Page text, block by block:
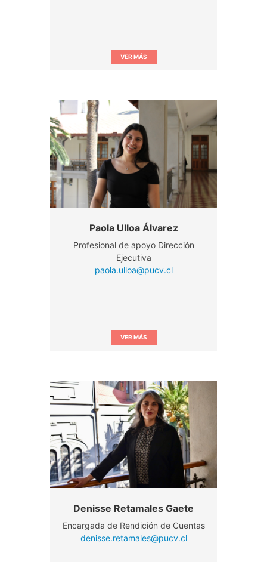
VER MÁS
Paola Ulloa Álvarez
Profesional de apoyo Dirección
Ejecutiva
paola.ulloa@pucv.cl
VER MÁS
Denisse Retamales Gaete
Encargada de Rendición de Cuentas
denisse.retamales@pucv.cl